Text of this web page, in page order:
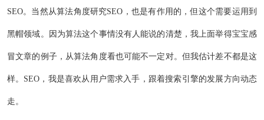
SEO。当然从算法角度研究SEO，也是有作用的，但这个需要运用到
黑帽领域。因为算法这个事情没有人能说的清楚，我上面举得宝宝感
冒文章的例子，从算法角度看也可能不一定对。但我估计差不都是这
样。SEO，我是喜欢从用户需求入手，跟着搜索引擎的发展方向动态
走。